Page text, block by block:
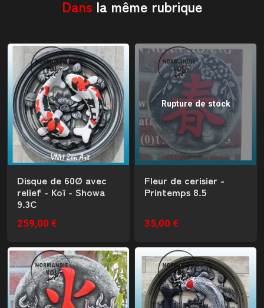
Dans la même rubrique
Disque de 60Ø avec
relief - Koï - Showa
9.3C
259,00 €
Rupture de stock
Fleur de cerisier -
Printemps 8.5
35,00 €